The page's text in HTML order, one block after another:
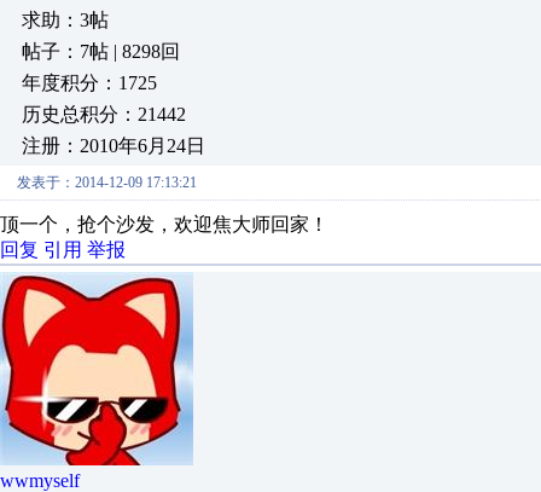
求助：3帖
帖子：7帖 | 8298回
年度积分：1725
历史总积分：21442
注册：2010年6月24日
发表于：2014-12-09 17:13:21
顶一个，抢个沙发，欢迎焦大师回家！
回复 引用 举报
wwmyself